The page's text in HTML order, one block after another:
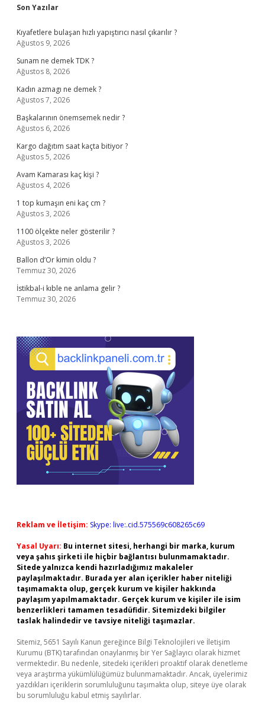
Sidebar
Son Yazılar
Kıyafetlere bulaşan hızlı yapıştırıcı nasıl çıkarılır ?
Ağustos 9, 2026
Sunam ne demek TDK ?
Ağustos 8, 2026
Kadın azmagı ne demek ?
Ağustos 7, 2026
Başkalarının önemsemek nedir ?
Ağustos 6, 2026
Kargo dağıtım saat kaçta bitiyor ?
Ağustos 5, 2026
Avam Kamarası kaç kişi ?
Ağustos 4, 2026
1 top kumaşın eni kaç cm ?
Ağustos 3, 2026
1100 ölçekte neler gösterilir ?
Ağustos 3, 2026
Ballon d’Or kimin oldu ?
Temmuz 30, 2026
İstikbal-i kıble ne anlama gelir ?
Temmuz 30, 2026
Reklam ve İletişim: Skype: live:.cid.575569c608265c69
Yasal Uyarı: Bu internet sitesi, herhangi bir marka, kurum
veya şahıs şirketi ile hiçbir bağlantısı bulunmamaktadır.
Sitede yalnızca kendi hazırladığımız makaleler
paylaşılmaktadır. Burada yer alan içerikler haber niteliği
taşımamakta olup, gerçek kurum ve kişiler hakkında
paylaşım yapılmamaktadır. Gerçek kurum ve kişiler ile isim
benzerlikleri tamamen tesadüfidir. Sitemizdeki bilgiler
taslak halindedir ve tavsiye niteliği taşımazlar.
Sitemiz, 5651 Sayılı Kanun gereğince Bilgi Teknolojileri ve İletişim
Kurumu (BTK) tarafından onaylanmış bir Yer Sağlayıcı olarak hizmet
vermektedir. Bu nedenle, sitedeki içerikleri proaktif olarak denetleme
veya araştırma yükümlülüğümüz bulunmamaktadır. Ancak, üyelerimiz
yazdıkları içeriklerin sorumluluğunu taşımakta olup, siteye üye olarak
bu sorumluluğu kabul etmiş sayılırlar.